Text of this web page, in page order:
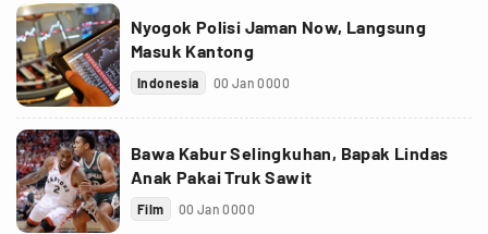
Nyogok Polisi Jaman Now, Langsung
Masuk Kantong
Indonesia 00 Jan 0000
Bawa Kabur Selingkuhan, Bapak Lindas
Anak Pakai Truk Sawit
Film 00 Jan 0000